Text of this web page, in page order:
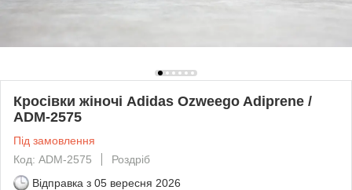
Кросівки жіночі Adidas Ozweego Adiprene /
ADM-2575
Під замовлення
Код: ADM-2575
Роздріб
Відправка з 05 вересня 2026